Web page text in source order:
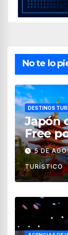
No te lo
DESTINOS
Japón
Free
de
5 DE
TURÍSTICO